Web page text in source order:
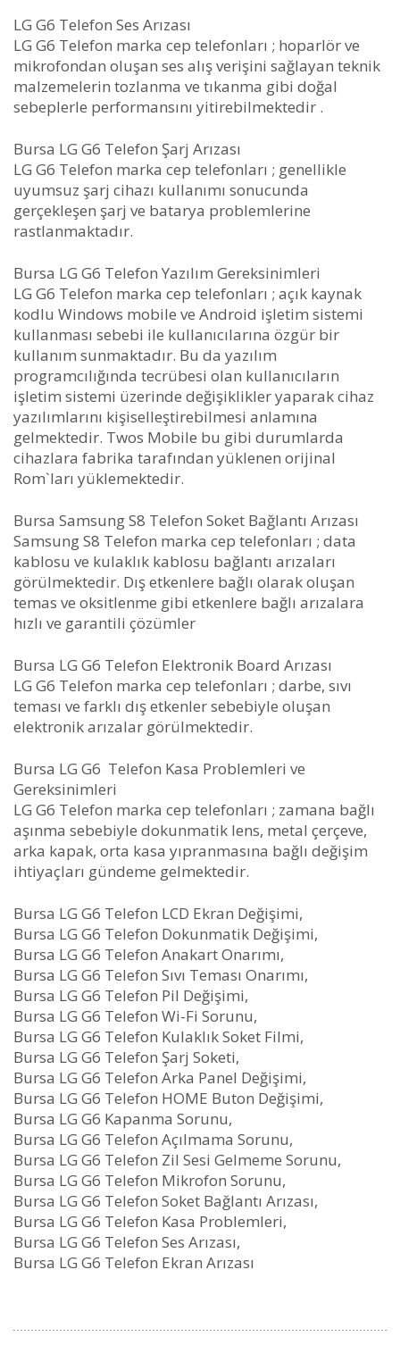
LG G6 Telefon Ses Arızası
LG G6 Telefon marka cep telefonları ; hoparlör ve
mikrofondan oluşan ses alış verişini sağlayan teknik
malzemelerin tozlanma ve tıkanma gibi doğal
sebeplerle performansını yitirebilmektedir .
Bursa LG G6 Telefon Şarj Arızası
LG G6 Telefon marka cep telefonları ; genellikle
uyumsuz şarj cihazı kullanımı sonucunda
gerçekleşen şarj ve batarya problemlerine
rastlanmaktadır.
Bursa LG G6 Telefon Yazılım Gereksinimleri
LG G6 Telefon marka cep telefonları ; açık kaynak
kodlu Windows mobile ve Android işletim sistemi
kullanması sebebi ile kullanıcılarına özgür bir
kullanım sunmaktadır. Bu da yazılım
programcılığında tecrübesi olan kullanıcıların
işletim sistemi üzerinde değişiklikler yaparak cihaz
yazılımlarını kişiselleştirebilmesi anlamına
gelmektedir. Twos Mobile bu gibi durumlarda
cihazlara fabrika tarafından yüklenen orijinal
Rom`ları yüklemektedir.
Bursa Samsung S8 Telefon Soket Bağlantı Arızası
Samsung S8 Telefon marka cep telefonları ; data
kablosu ve kulaklık kablosu bağlantı arızaları
görülmektedir. Dış etkenlere bağlı olarak oluşan
temas ve oksitlenme gibi etkenlere bağlı arızalara
hızlı ve garantili çözümler
Bursa LG G6 Telefon Elektronik Board Arızası
LG G6 Telefon marka cep telefonları ; darbe, sıvı
teması ve farklı dış etkenler sebebiyle oluşan
elektronik arızalar görülmektedir.
Bursa LG G6 Telefon Kasa Problemleri ve
Gereksinimleri
LG G6 Telefon marka cep telefonları ; zamana bağlı
aşınma sebebiyle dokunmatik lens, metal çerçeve,
arka kapak, orta kasa yıpranmasına bağlı değişim
ihtiyaçları gündeme gelmektedir.
Bursa LG G6 Telefon LCD Ekran Değişimi,
Bursa LG G6 Telefon Dokunmatik Değişimi,
Bursa LG G6 Telefon Anakart Onarımı,
Bursa LG G6 Telefon Sıvı Teması Onarımı,
Bursa LG G6 Telefon Pil Değişimi,
Bursa LG G6 Telefon Wi-Fi Sorunu,
Bursa LG G6 Telefon Kulaklık Soket Filmi,
Bursa LG G6 Telefon Şarj Soketi,
Bursa LG G6 Telefon Arka Panel Değişimi,
Bursa LG G6 Telefon HOME Buton Değişimi,
Bursa LG G6 Kapanma Sorunu,
Bursa LG G6 Telefon Açılmama Sorunu,
Bursa LG G6 Telefon Zil Sesi Gelmeme Sorunu,
Bursa LG G6 Telefon Mikrofon Sorunu,
Bursa LG G6 Telefon Soket Bağlantı Arızası,
Bursa LG G6 Telefon Kasa Problemleri,
Bursa LG G6 Telefon Ses Arızası,
Bursa LG G6 Telefon Ekran Arızası